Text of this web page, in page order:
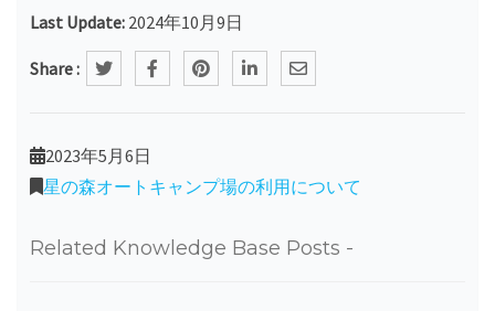
Last Update: 2024年10月9日
Share :
2023年5月6日
星の森オートキャンプ場の利用について
Related Knowledge Base Posts -